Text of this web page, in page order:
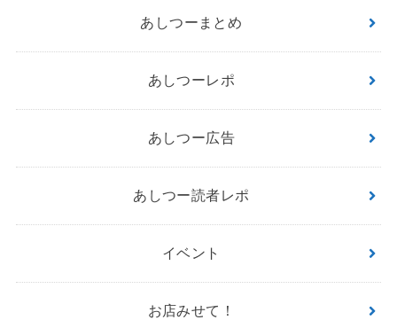
あしつーまとめ
あしつーレポ
あしつー広告
あしつー読者レポ
イベント
お店みせて！